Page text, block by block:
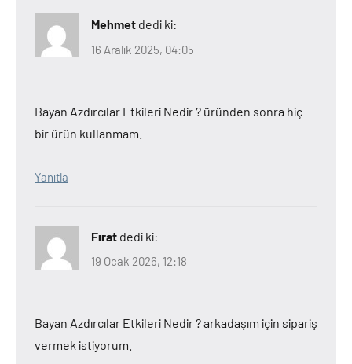
Mehmet dedi ki:
16 Aralık 2025, 04:05
Bayan Azdırcılar Etkileri Nedir ? üründen sonra hiç
bir ürün kullanmam.
Yanıtla
Fırat dedi ki:
19 Ocak 2026, 12:18
Bayan Azdırcılar Etkileri Nedir ? arkadaşım için sipariş
vermek istiyorum.